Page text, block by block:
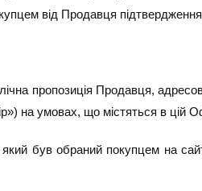
від Продавця
пропозиція Продавця,
на умовах, що містяться в цій
який був обраний покупцем на